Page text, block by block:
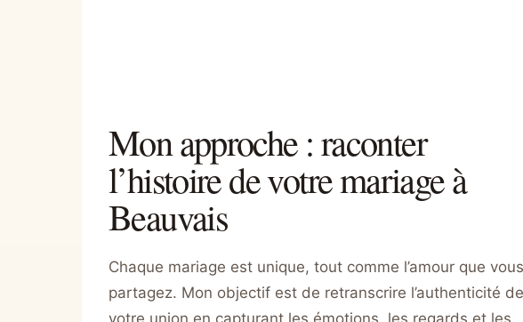
Mon approche : raconter
l’histoire de votre mariage à
Beauvais
Chaque mariage est unique, tout comme l’amour que vous
partagez. Mon objectif est de retranscrire l’authenticité de
votre union en capturant les émotions, les regards et les